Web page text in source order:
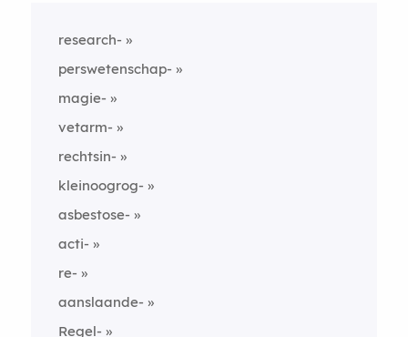
research-
perswetenschap-
magie-
vetarm-
rechtsin-
kleinoogrog-
asbestose-
acti-
re-
aanslaande-
Regel-